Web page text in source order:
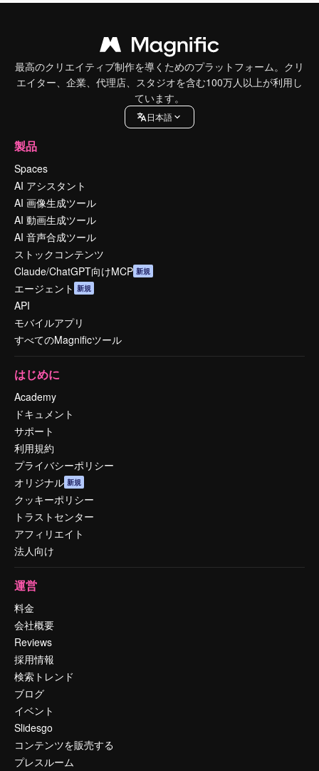
最高のクリエイティブ制作を導くためのプラットフォーム。クリ
エイター、企業、代理店、スタジオを含む100万人以上が利用し
ています。
日本語
製品
Spaces
AI アシスタント
AI 画像生成ツール
AI 動画生成ツール
AI 音声合成ツール
ストックコンテンツ
Claude/ChatGPT向けMCP 新規
エージェント 新規
API
モバイルアプリ
すべてのMagnificツール
はじめに
Academy
ドキュメント
サポート
利用規約
プライバシーポリシー
オリジナル 新規
クッキーポリシー
トラストセンター
アフィリエイト
法人向け
運営
料金
会社概要
Reviews
採用情報
検索トレンド
ブログ
イベント
Slidesgo
コンテンツを販売する
プレスルーム